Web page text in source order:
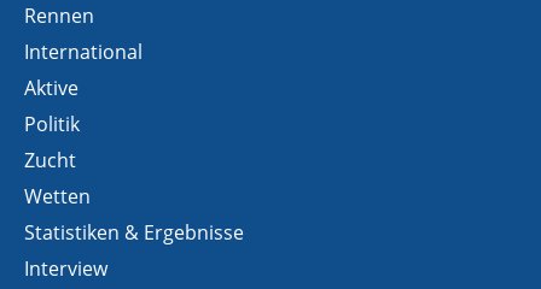
Rennen
International
Aktive
Politik
Zucht
Wetten
Statistiken & Ergebnisse
Interview